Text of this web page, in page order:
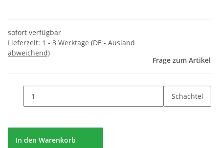
sofort verfügbar
Lieferzeit: 1 - 3 Werktage (DE - Ausland
abweichend)
Frage zum Artikel
Schachtel
In den Warenkorb